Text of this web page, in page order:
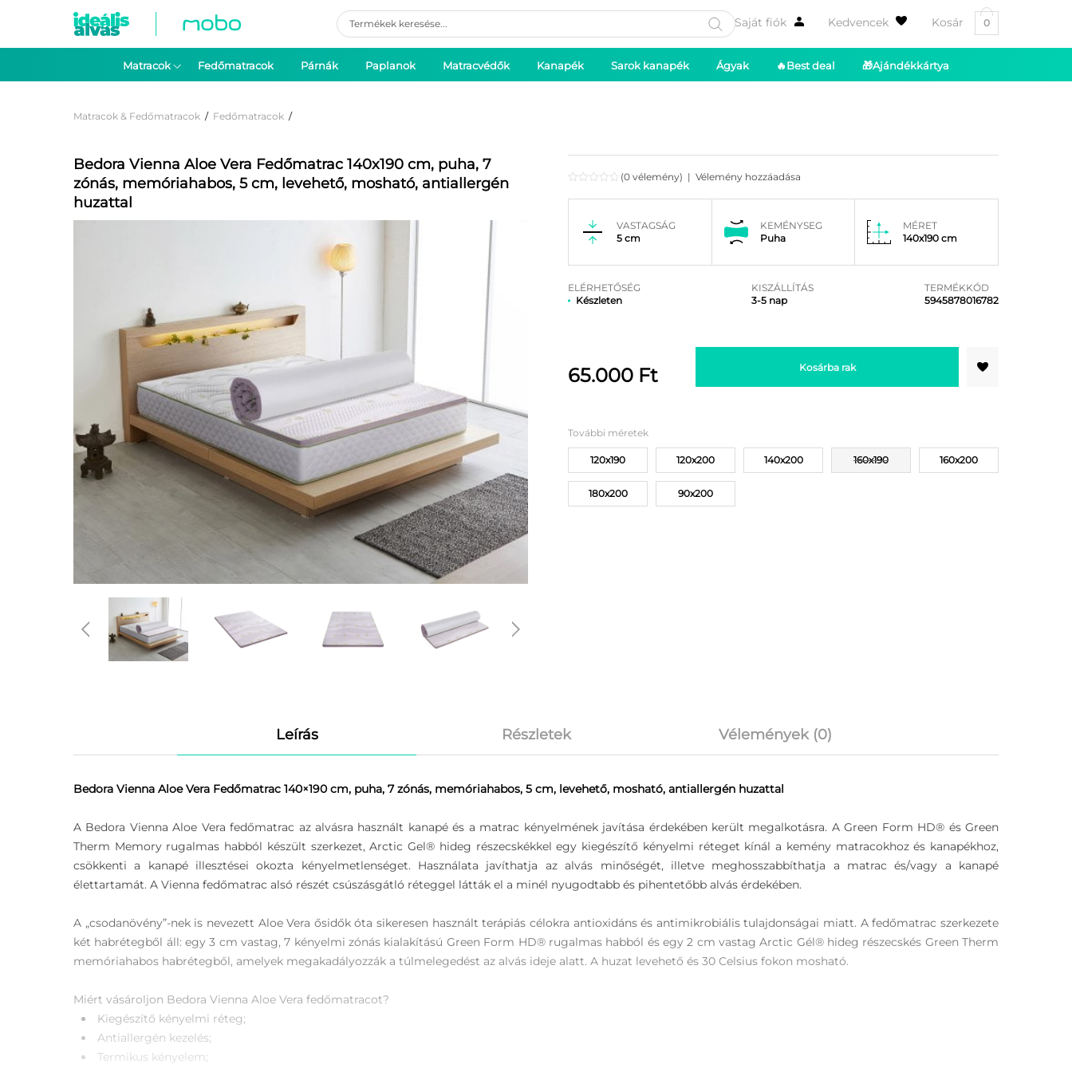
Products
search Saját fiók Kedvencek Kosár 0
Matracok Fedőmatracok Párnák Paplanok Matracvédők Kanapék Sarok kanapék Ágyak 🔥Best deal 🎁Ajándékkártya
Matracok & Fedőmatracok / Fedőmatracok /
Bedora Vienna Aloe Vera Fedőmatrac 140x190 cm, puha, 7
zónás, memóriahabos, 5 cm, levehető, mosható, antiallergén
huzattal
(0 vélemény) | Vélemény hozzáadása
VASTAGSÁG
5 cm
KEMÉNYSEG
Puha
MÉRET
140x190 cm
ELÉRHETŐSÉG
Készleten
KISZÁLLÍTÁS
3-5 nap
TERMÉKKÓD
5945878016782
65.000 Ft Kosárba rak
További méretek
120x190 120x200 140x200 160x190 160x200
180x200 90x200
Leírás Részletek Vélemények (0)
Bedora Vienna Aloe Vera Fedőmatrac 140×190 cm, puha, 7 zónás, memóriahabos, 5 cm, levehető, mosható, antiallergén huzattal
A Bedora Vienna Aloe Vera fedőmatrac az alvásra használt kanapé és a matrac kényelmének javítása érdekében került megalkotásra. A Green Form HD® és Green
Therm Memory rugalmas habból készült szerkezet, Arctic Gel® hideg részecskékkel egy kiegészítő kényelmi réteget kínál a kemény matracokhoz és kanapékhoz,
csökkenti a kanapé illesztései okozta kényelmetlenséget. Használata javíthatja az alvás minőségét, illetve meghosszabbíthatja a matrac és/vagy a kanapé
élettartamát. A Vienna fedőmatrac alsó részét csúszásgátló réteggel látták el a minél nyugodtabb és pihentetőbb alvás érdekében.
A „csodanövény”-nek is nevezett Aloe Vera ősidők óta sikeresen használt terápiás célokra antioxidáns és antimikrobiális tulajdonságai miatt. A fedőmatrac szerkezete
két habrétegből áll: egy 3 cm vastag, 7 kényelmi zónás kialakítású Green Form HD® rugalmas habból és egy 2 cm vastag Arctic Gél® hideg részecskés Green Therm
memóriahabos habrétegből, amelyek megakadályozzák a túlmelegedést az alvás ideje alatt. A huzat levehető és 30 Celsius fokon mosható.
Miért vásároljon Bedora Vienna Aloe Vera fedőmatracot?
Kiegészítő kényelmi réteg;
Antiallergén kezelés;
Termikus kényelem;